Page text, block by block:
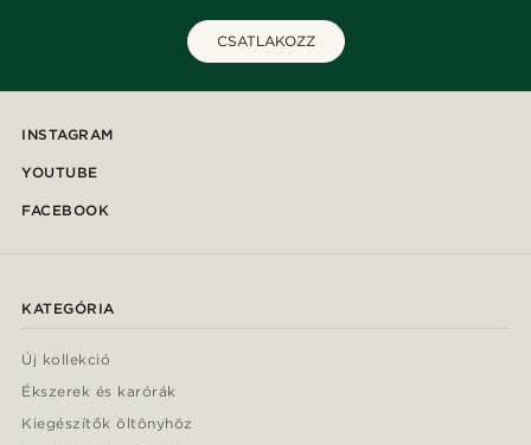
CSATLAKOZZ
INSTAGRAM
YOUTUBE
FACEBOOK
KATEGÓRIA
Új kollekció
Ékszerek és karórák
Kiegészítők öltönyhöz